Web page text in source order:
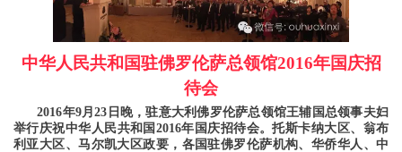
中华人民共和国驻佛罗伦萨总领馆2016年国庆招
待会
2016年9月23日晚，驻意大利佛罗伦萨总领馆王辅国总领事夫妇
举行庆祝中华人民共和国2016年国庆招待会。托斯卡纳大区、翁布
利亚大区、马尔凯大区政要，各国驻佛罗伦萨机构、华侨华人、中